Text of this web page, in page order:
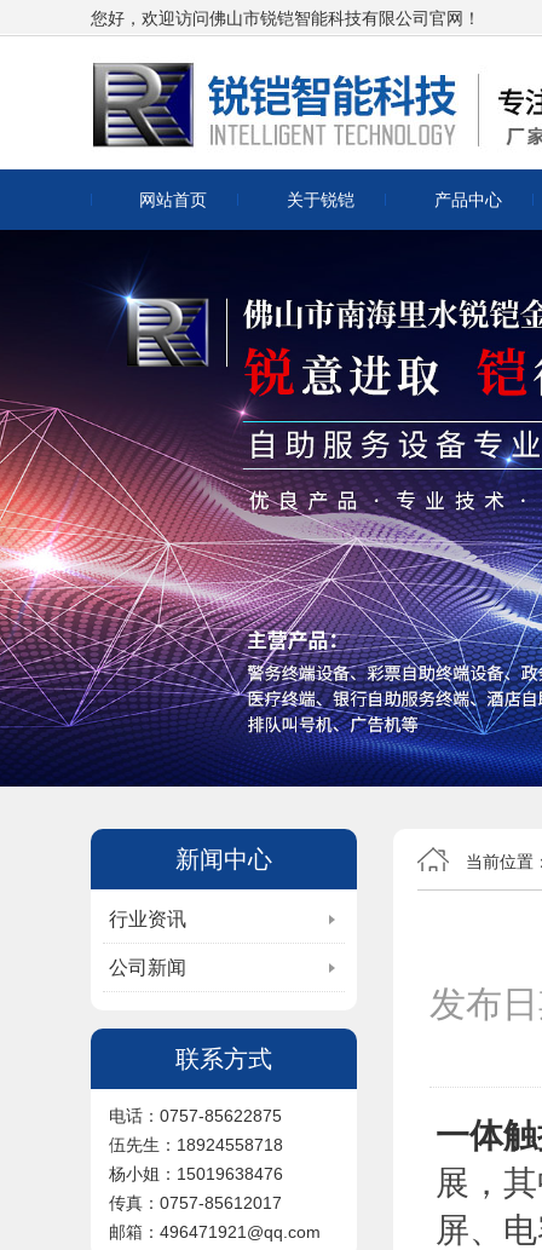
您好，欢迎访问佛山市锐铠智能科技有限公司官网！
网站首页 关于锐铠 产品中心
新闻中心
行业资讯
公司新闻
联系方式
电话：0757-85622875
伍先生：18924558718
杨小姐：15019638476
传真：0757-85612017
邮箱：496471921@qq.com
当前位置
发布
一体
展，
屏、